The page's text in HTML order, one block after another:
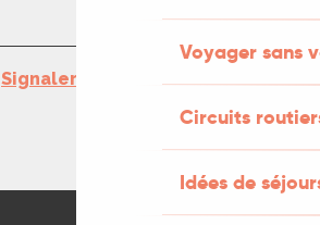
Voyager sans
Circuits
Idées de
Signaler une erreur